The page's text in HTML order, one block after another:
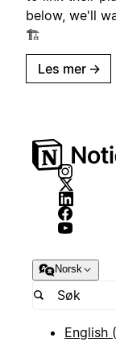
below, we'll
🏗️
Les mer →
Norsk
English